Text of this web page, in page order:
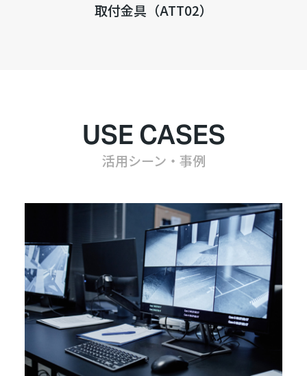
取付金具（ATT02）
USE CASES
活用シーン・事例